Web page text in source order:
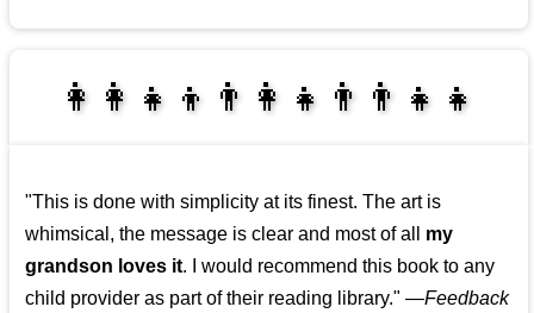
👩‍👩‍👧‍👦👨‍👩‍👧👨‍👨‍👧‍👧
👨‍👧‍👦👩‍👩‍👧‍👧
"This is done with simplicity at its finest. The art is
whimsical, the message is clear and most of all my
grandson loves it. I would recommend this book to any
child provider as part of their reading library." —Feedback